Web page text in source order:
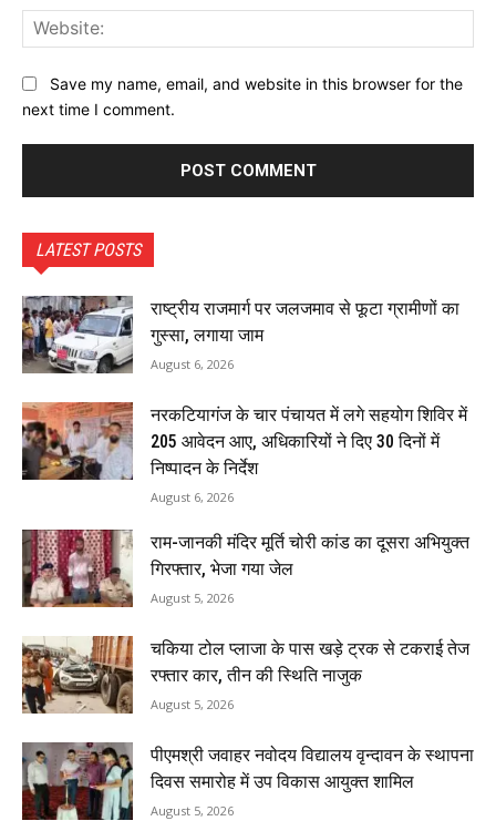
Save my name, email, and website in this browser for the
next time I comment.
LATEST POSTS
राष्ट्रीय राजमार्ग पर जलजमाव से फूटा ग्रामीणों का
गुस्सा, लगाया जाम
August 6, 2026
नरकटियागंज के चार पंचायत में लगे सहयोग शिविर में
205 आवेदन आए, अधिकारियों ने दिए 30 दिनों में
निष्पादन के निर्देश
August 6, 2026
राम-जानकी मंदिर मूर्ति चोरी कांड का दूसरा अभियुक्त
गिरफ्तार, भेजा गया जेल
August 5, 2026
चकिया टोल प्लाजा के पास खड़े ट्रक से टकराई तेज
रफ्तार कार, तीन की स्थिति नाजुक
August 5, 2026
पीएमश्री जवाहर नवोदय विद्यालय वृन्दावन के स्थापना
दिवस समारोह में उप विकास आयुक्त शामिल
August 5, 2026